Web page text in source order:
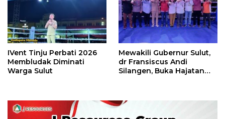
IVent Tinju Perbati 2026
Membludak Diminati
Warga Sulut
Mewakili Gubernur Sulut,
dr Fransiscus Andi
Silangen, Buka Hajatan